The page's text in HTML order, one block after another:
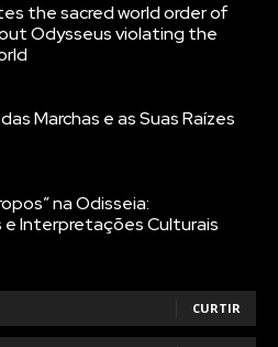
the sacred world order of
Odysseus violating the
Marchas e as Suas Raízes
na Odisseia:
e Interpretações Culturais
CURTIR